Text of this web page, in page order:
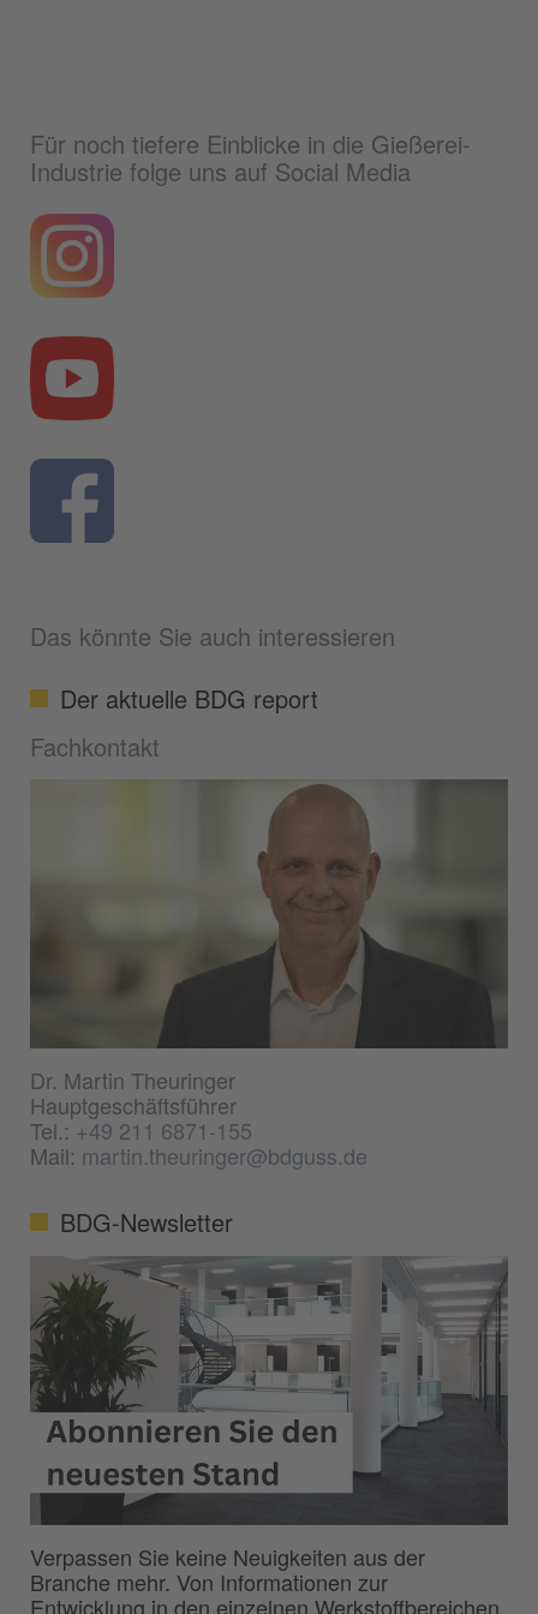
Für noch tiefere Einblicke in die Gießerei-
Industrie folge uns auf Social Media
Das könnte Sie auch interessieren
Der aktuelle BDG report
Fachkontakt
Dr. Martin Theuringer
Hauptgeschäftsführer
Tel.:+49 211 6871-155
Mail: martin.theuringer@bdguss.de
BDG-Newsletter
Verpassen Sie keine Neuigkeiten aus der
Branche mehr. Von Informationen zur
Entwicklung in den einzelnen Werkstoffbereichen